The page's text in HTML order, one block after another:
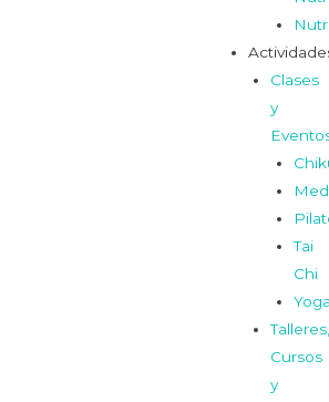
Clases
y
Tai
Chi
Cursos
y